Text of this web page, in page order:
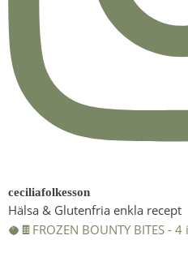
ceciliafolkesson
Hälsa & Glutenfria enkla recept
🥥🍫FROZEN BOUNTY BITES -